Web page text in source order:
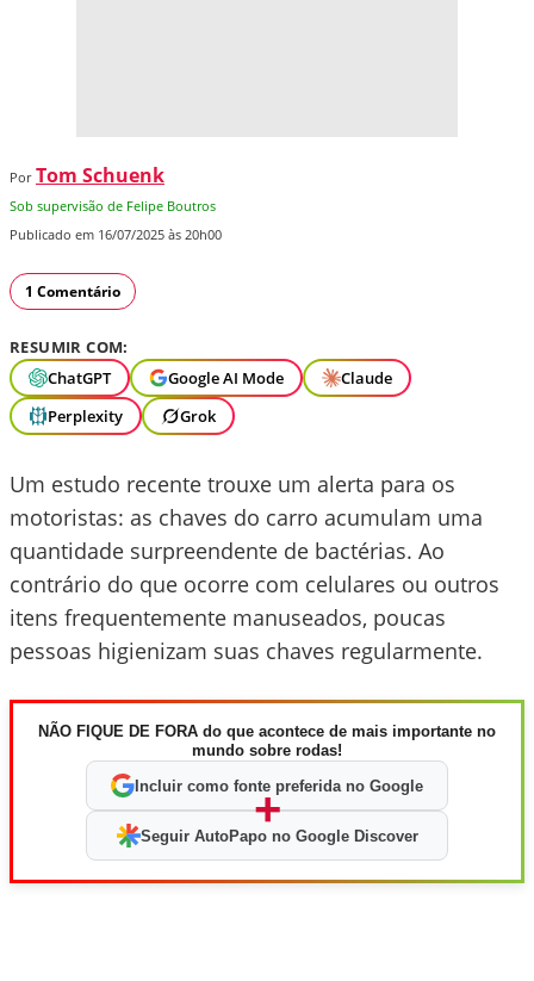
Por Tom Schuenk
Sob supervisão de Felipe Boutros
Publicado em 16/07/2025 às 20h00
1 Comentário
RESUMIR COM:
ChatGPT
Google AI Mode
Claude
Perplexity
Grok
Um estudo recente trouxe um alerta para os
motoristas: as chaves do carro acumulam uma
quantidade surpreendente de bactérias. Ao
contrário do que ocorre com celulares ou outros
itens frequentemente manuseados, poucas
pessoas higienizam suas chaves regularmente.
NÃO FIQUE DE FORA do que acontece de mais importante no
mundo sobre rodas!
Incluir como fonte preferida no Google
+
Seguir AutoPapo no Google Discover